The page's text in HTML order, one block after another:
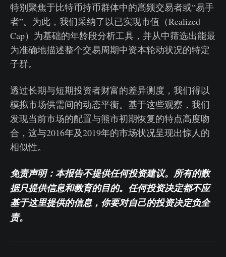
特别聚焦于比特币持币群体中的高频交易者或“易手
者”。为此，我们采纳了以已实现市值（Realized
Cap）为基础的年龄段分析工具，并从中筛选出能最
为准确地描述整个交易周期中资本轮动状况的特定
子群。
透过长期与短期投资者财富的差异测度，我们得以
模拟市场供需间的动态平衡。基于这些观察，我们
发现当前市场的配置与熊市初期恢复的特点高度吻
合，这与2016年及2019年的市场状况呈现出惊人的
相似性。
免责声明：本报告不提供任何投资建议。所有的数
据只提供信息和教育的目的。任何投资决定都不应
基于这里提供的信息，你要对自己的投资决定负全
责。